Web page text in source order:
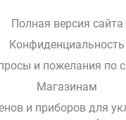
Полная версия сайта
Конфиденциальность
и пожелания по
Магазинам
и приборов для